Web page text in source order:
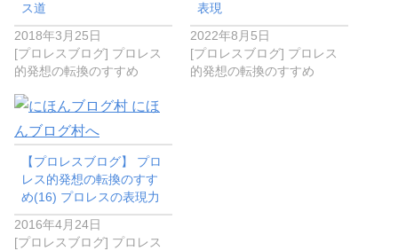
ス道
2018年3月25日
[プロレスブログ] プロレス
的発想の転換のすすめ
表現
2022年8月5日
[プロレスブログ] プロレス
的発想の転換のすすめ
【プロレスブログ】 プロ
レス的発想の転換のすす
め(16) プロレスの表現力
2016年4月24日
[プロレスブログ] プロレス